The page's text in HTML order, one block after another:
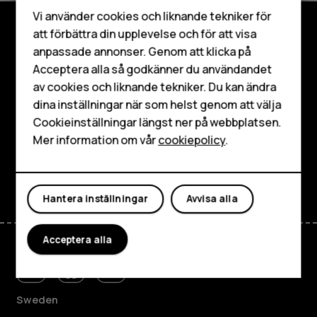
Smartphones
Mobiltelefoner
Tillbehör
HMD Terra M
Surfplattor
Utforska
Om
Planet and people
Kundservice
FacebookInstagram
TiktokYoutubeLinkedinDiscord
Sweden
Vi använder cookies och liknande tekniker för
att förbättra din upplevelse och för att visa
anpassade annonser. Genom att klicka på
Acceptera alla så godkänner du användandet
av cookies och liknande tekniker. Du kan ändra
dina inställningar när som helst genom att välja
Cookieinställningar längst ner på webbplatsen.
Mer information om vårcookiepolicy.
Avvisa alla
Hantera inställningar
Acceptera alla